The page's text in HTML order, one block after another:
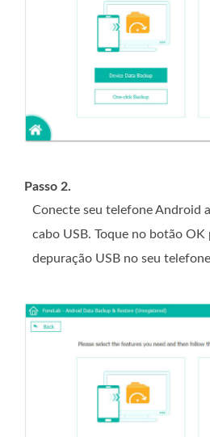
Passo 2.
Conecte seu telefone Android
cabo USB. Toque no botão OK
depuração USB no seu